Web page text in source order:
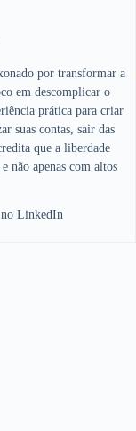
por transformar a
em descomplicar o
prática para criar
suas contas, sair das
que a liberdade
não apenas com altos
LinkedIn